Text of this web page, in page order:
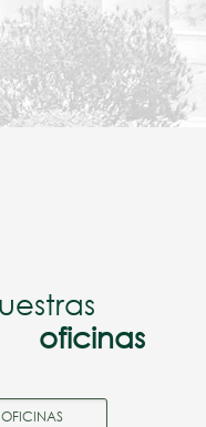
OFICINAS